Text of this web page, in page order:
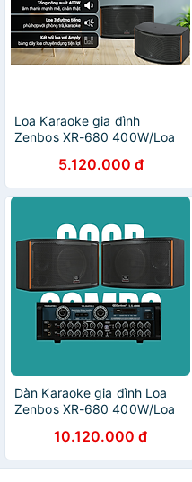
Loa Karaoke gia đình
Zenbos XR-680 400W/Loa
tiếng(Hàng Chính Hãng)
5.120.000 đ
Dàn Karaoke gia đình Loa
Zenbos XR-680 400W/Loa
và Amply Bluetooth Công
Suất Lớn 800W Zenbos LX-
6800, 12 Sò Đại (Hàng
10.120.000 đ